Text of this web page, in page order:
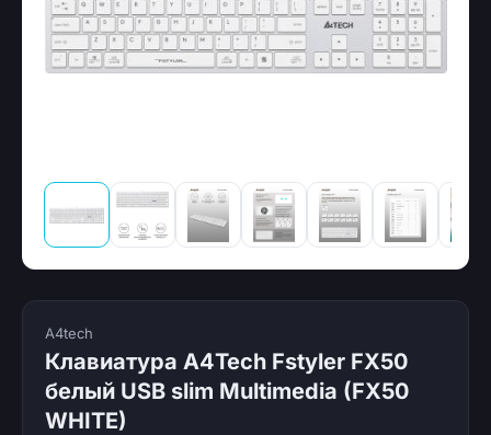
A4tech
Клавиатура A4Tech Fstyler FX50
белый USB slim Multimedia (FX50
WHITE)